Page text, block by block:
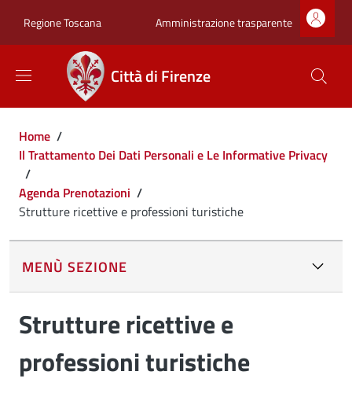
Regione Toscana Zona superiore
Amministrazione trasparente
Città di Firenze
Briciole di pane
Home /
Il Trattamento Dei Dati Personali e Le Informative Privacy
/
Agenda Prenotazioni /
Strutture ricettive e professioni turistiche
MENÙ SEZIONE
Strutture ricettive e
professioni turistiche